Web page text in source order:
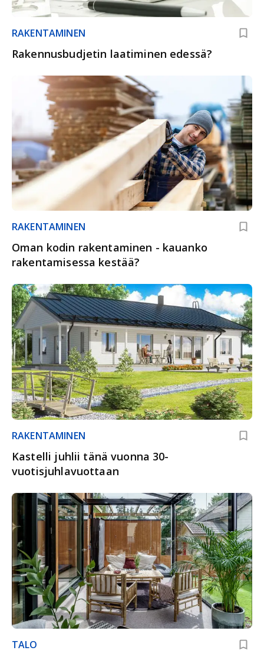
RAKENTAMINEN
Rakennusbudjetin laatiminen edessä?
RAKENTAMINEN
Oman kodin rakentaminen - kauanko
rakentamisessa kestää?
RAKENTAMINEN
Kastelli juhlii tänä vuonna 30-
vuotisjuhlavuottaan
TALO